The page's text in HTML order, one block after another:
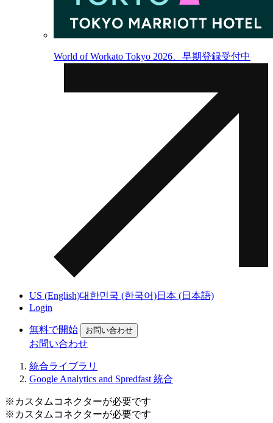
World of Workato Tokyo 2026、早期登録受付中
US (English)대한민국 (한국어)日本 (日本語)
Login
無料で開始 お問い合わせ
お問い合わせ
統合ライブラリ
Google Analytics and Spredfast 統合
※カスタムコネクターが必要です
※カスタムコネクターが必要です